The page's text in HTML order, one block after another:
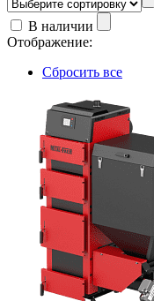
В наличии
Отображение:
Сбросить все